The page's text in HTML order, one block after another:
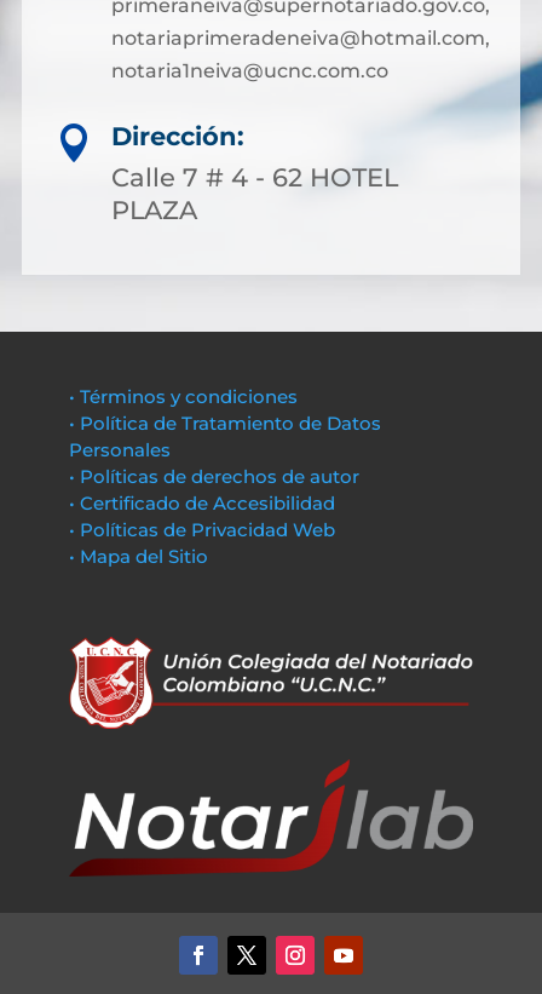
primeraneiva@supernotariado.gov.co,
notariaprimeradeneiva@hotmail.com,
notaria1neiva@ucnc.com.co

Dirección:
Calle 7 # 4 - 62 HOTEL
PLAZA
• Términos y condiciones
• Política de Tratamiento de Datos
Personales
• Políticas de derechos de autor
• Certificado de Accesibilidad
• Políticas de Privacidad Web
• Mapa del Sitio